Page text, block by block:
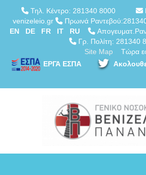
Τηλ. Κέντρο: 281340 8000
venizeleio.gr
Πρωινά
EN
DE FR IT RU
Γρ. Πολίτη: 281340
Site Map Τώρα
ΕΡΓΑ ΕΣΠΑ